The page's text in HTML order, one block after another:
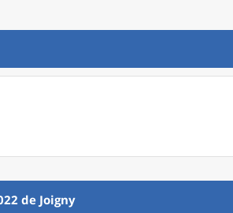
de Joigny